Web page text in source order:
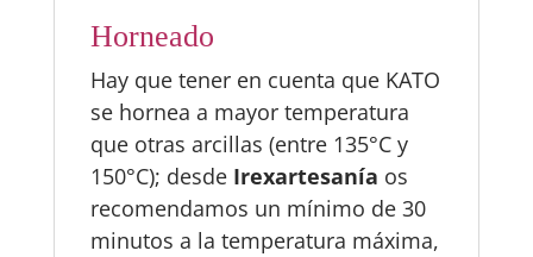
Horneado
Hay que tener en cuenta que KATO
se hornea a mayor temperatura
que otras arcillas (entre 135°C y
150°C); desde Irexartesanía os
recomendamos un mínimo de 30
minutos a la temperatura máxima,